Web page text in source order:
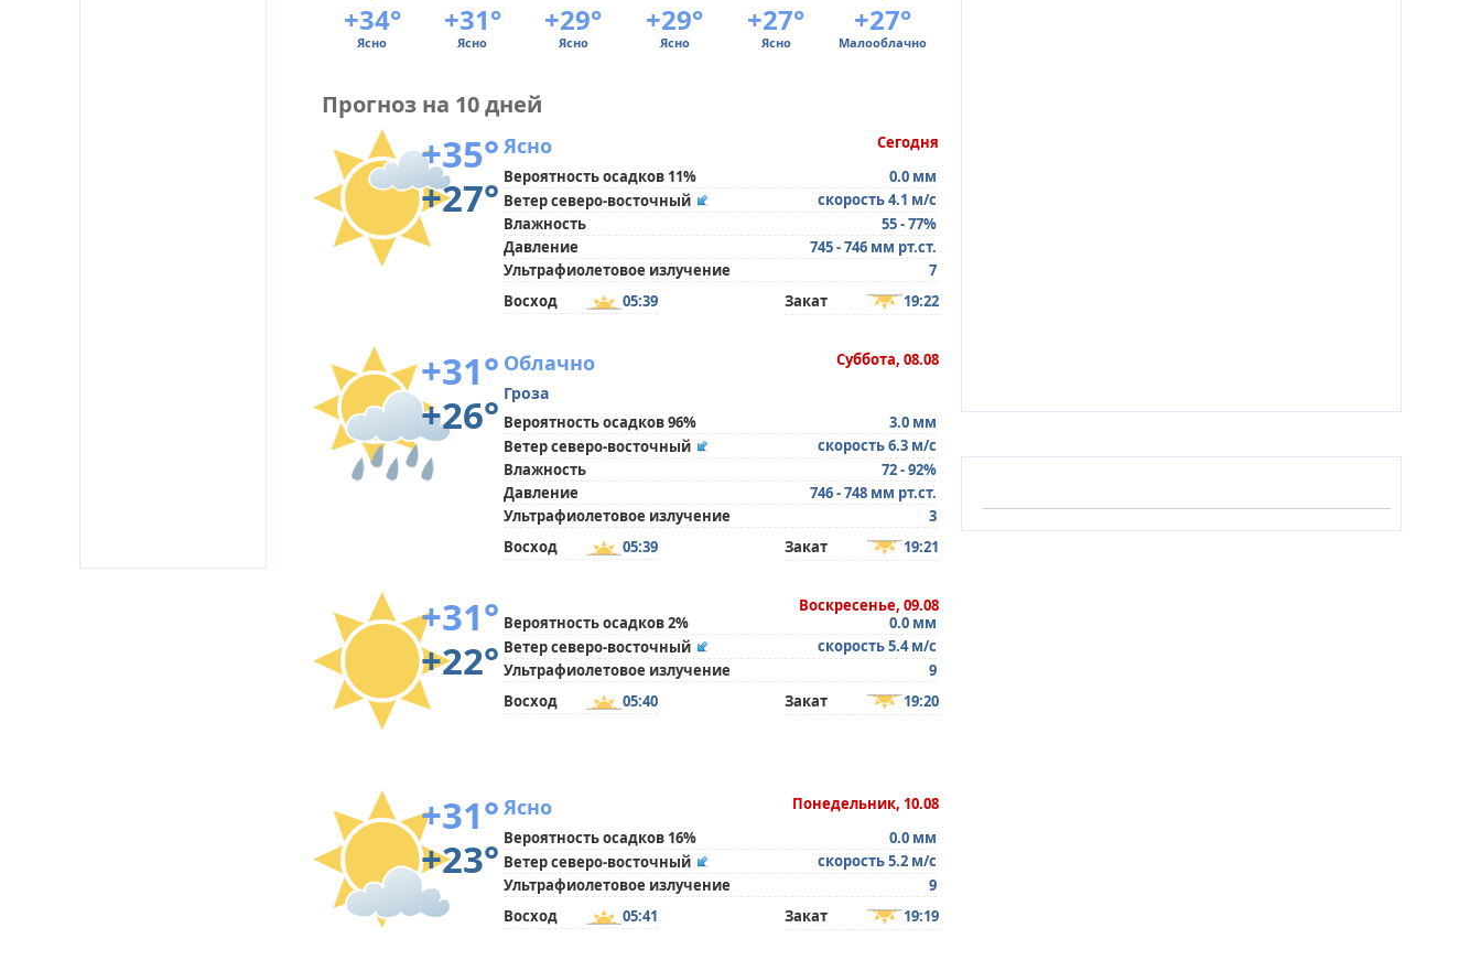
+34° +31° +29° +29° +27° +27°
Ясно Ясно Ясно Ясно Ясно Малооблачно
Прогноз на 10 дней
+35°
+27°
Сегодня
Ясно
Вероятность осадков 11%
0.0 мм
Ветер северо-восточный
скорость 4.1 м/с
Влажность
55 - 77%
Давление
745 - 746 мм рт.ст.
Ультрафиолетовое излучение
7
Восход
05:39 Закат 19:22
+31°
+26°
Суббота, 08.08
Облачно
Гроза
Вероятность осадков 96%
3.0 мм
Ветер северо-восточный
скорость 6.3 м/с
Влажность
72 - 92%
Давление
746 - 748 мм рт.ст.
Ультрафиолетовое излучение
3
Восход
05:39 Закат 19:21
+31°
+22°
Воскресенье, 09.08
Вероятность осадков 2%
0.0 мм
Ветер северо-восточный
скорость 5.4 м/с
Ультрафиолетовое излучение
9
Восход
05:40 Закат 19:20
+31°
+23°
Понедельник, 10.08
Ясно
Вероятность осадков 16%
0.0 мм
Ветер северо-восточный
скорость 5.2 м/с
Ультрафиолетовое излучение
9
Восход
05:41 Закат 19:19